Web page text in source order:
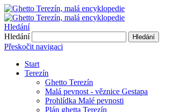
Hledání
Hledání
Hledání
Přeskočit navigaci
Start
Terezín
Ghetto Terezín
Malá pevnost - věznice Gestapa
Prohlídka Malé pevnosti
Plán ghetta Terezín